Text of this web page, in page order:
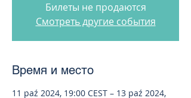
Билеты не продаются
Смотреть другие события
Время и место
11 paź 2024, 19:00 CEST – 13 paź 2024,